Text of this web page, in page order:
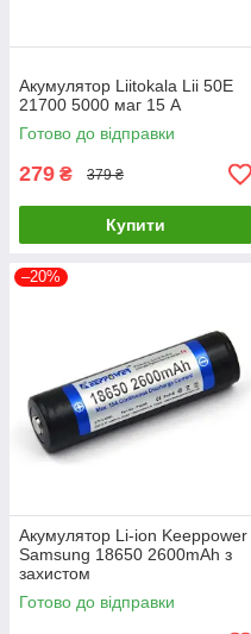
Акумулятор Liitokala Lii 50Е
21700 5000 маг 15 А
Готово до відправки
279 ₴ 379 ₴
Купити
–20%
Акумулятор Li-ion Keeppower
Samsung 18650 2600mAh з
захистом
Готово до відправки